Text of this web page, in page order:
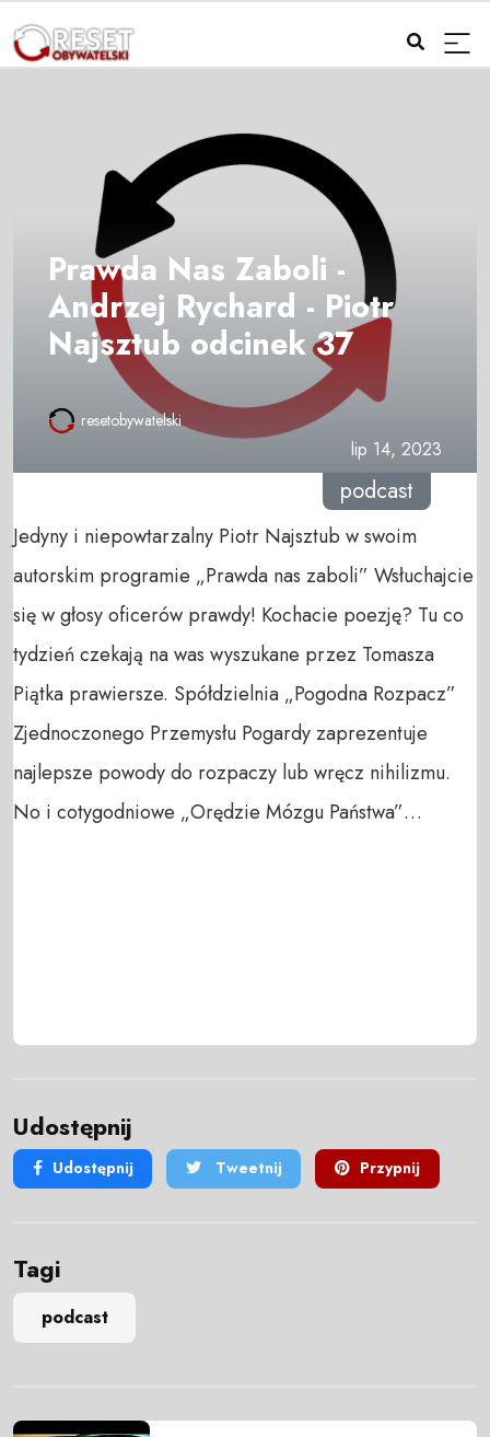
Prawda Nas Zaboli -
Andrzej Rychard - Piotr
Najsztub odcinek 37
resetobywatelski
lip 14, 2023
podcast
Jedyny i niepowtarzalny Piotr Najsztub w swoim
autorskim programie „Prawda nas zaboli” Wsłuchajcie
się w głosy oficerów prawdy! Kochacie poezję? Tu co
tydzień czekają na was wyszukane przez Tomasza
Piątka prawiersze. Spółdzielnia „Pogodna Rozpacz”
Zjednoczonego Przemysłu Pogardy zaprezentuje
najlepsze powody do rozpaczy lub wręcz nihilizmu.
No i cotygodniowe „Orędzie Mózgu Państwa”…
Udostępnij
Udostępnij Tweetnij Przypnij
Tagi
podcast